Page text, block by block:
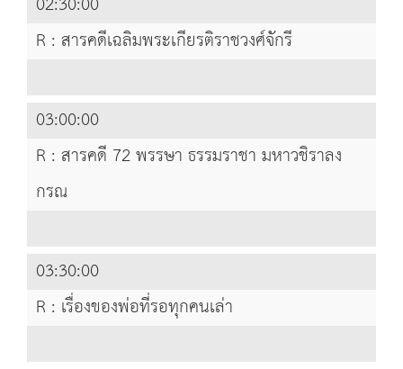
R : สารคดีเฉลิมพระเกียรติราชวงศ์จักรี
03:00:00
R : สารคดี 72 พรรษา ธรรมราชา มหาวชิราลง
กรณ
03:30:00
R : เรื่องของพ่อที่รอทุกคนเล่า